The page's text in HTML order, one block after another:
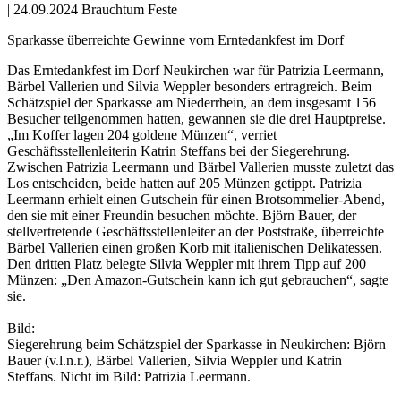
| 24.09.2024 Brauchtum Feste
Sparkasse überreichte Gewinne vom Erntedankfest im Dorf
Das Erntedankfest im Dorf Neukirchen war für Patrizia Leermann,
Bärbel Vallerien und Silvia Weppler besonders ertragreich. Beim
Schätzspiel der Sparkasse am Niederrhein, an dem insgesamt 156
Besucher teilgenommen hatten, gewannen sie die drei Hauptpreise.
„Im Koffer lagen 204 goldene Münzen“, verriet
Geschäftsstellenleiterin Katrin Steffans bei der Siegerehrung.
Zwischen Patrizia Leermann und Bärbel Vallerien musste zuletzt das
Los entscheiden, beide hatten auf 205 Münzen getippt. Patrizia
Leermann erhielt einen Gutschein für einen Brotsommelier-Abend,
den sie mit einer Freundin besuchen möchte. Björn Bauer, der
stellvertretende Geschäftsstellenleiter an der Poststraße, überreichte
Bärbel Vallerien einen großen Korb mit italienischen Delikatessen.
Den dritten Platz belegte Silvia Weppler mit ihrem Tipp auf 200
Münzen: „Den Amazon-Gutschein kann ich gut gebrauchen“, sagte
sie.
Bild:
Siegerehrung beim Schätzspiel der Sparkasse in Neukirchen: Björn
Bauer (v.l.n.r.), Bärbel Vallerien, Silvia Weppler und Katrin
Steffans. Nicht im Bild: Patrizia Leermann.